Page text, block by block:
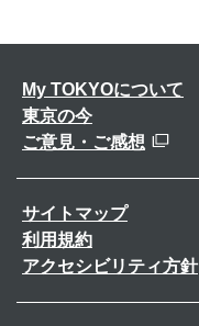
My TOKYOについて
東京の今
ご意見・ご感想
サイトマップ
利用規約
アクセシビリティ方針